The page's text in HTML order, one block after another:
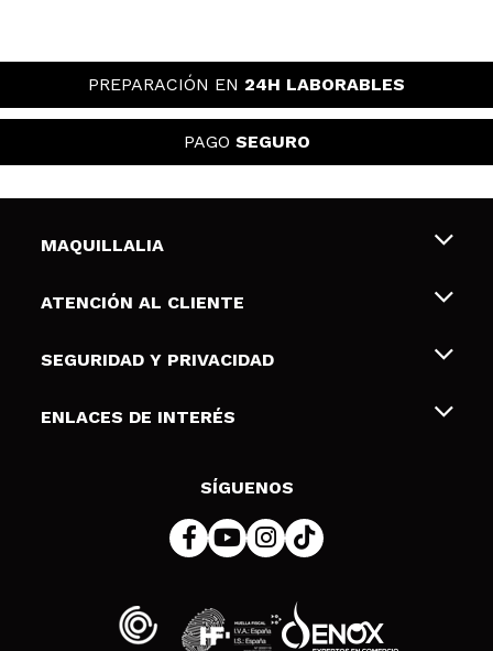
PREPARACIÓN EN 24H LABORABLES
PAGO SEGURO
MAQUILLALIA
Sobre nosotros
Tarjetas de Regalo
ATENCIÓN AL CLIENTE
Envíos y devoluciones
Formas de pago
SEGURIDAD Y PRIVACIDAD
Terminos y condiciones de uso
Política de cookies
ENLACES DE INTERÉS
SÍGUENOS